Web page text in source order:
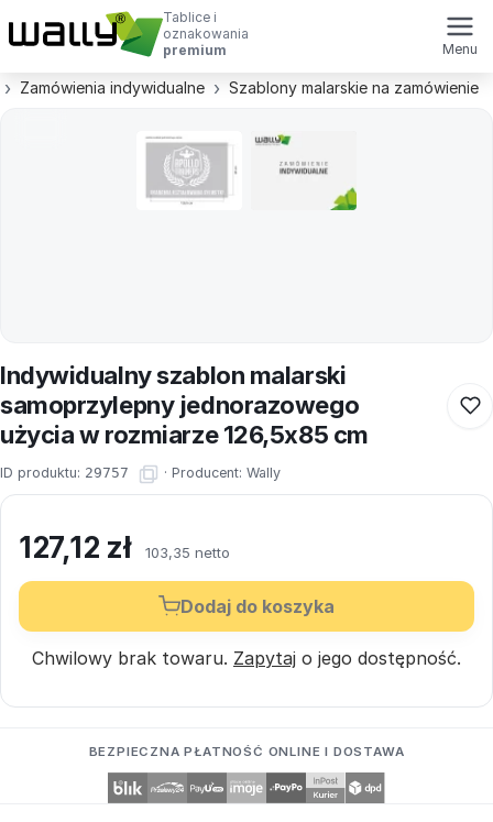
Tablice i
oznakowania
premium
Menu
Zamówienia indywidualne Szablony malarskie na zamówienie
Indywidualny szablon malarski
samoprzylepny jednorazowego
użycia w rozmiarze 126,5x85 cm
ID produktu: 29757 · Producent: Wally
127,12 zł 103,35 netto
Dodaj do koszyka
Chwilowy brak towaru. Zapytaj o jego dostępność.
BEZPIECZNA PŁATNOŚĆ ONLINE I DOSTAWA